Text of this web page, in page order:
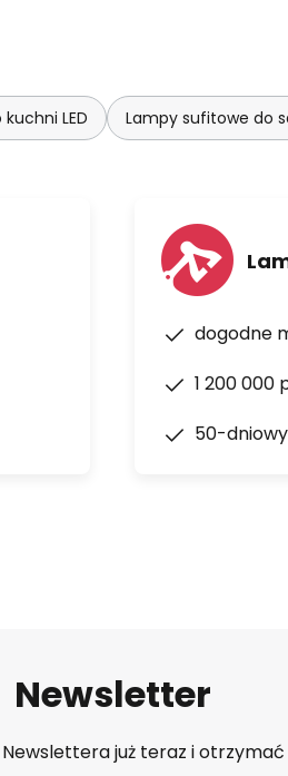
LED Lampy sufitowe do
dogodne
1 200 000
50-
Newsletter
już teraz i otrzymać